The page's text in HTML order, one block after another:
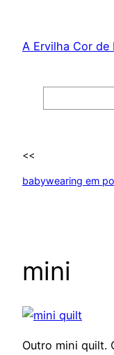
content
A Ervilha Cor de
<<
babywearing em
mini
Outro mini quilt.